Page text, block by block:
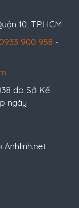
10, TP.HCM
0933 900 958 -
do Sở Kế
ngày